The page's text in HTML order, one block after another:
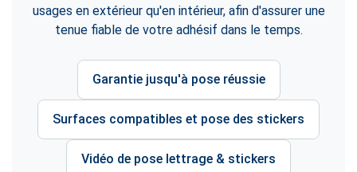
usages en extérieur qu'en intérieur, afin d'assurer une
tenue fiable de votre adhésif dans le temps.
Garantie jusqu'à pose réussie
Surfaces compatibles et pose des stickers
Vidéo de pose lettrage & stickers